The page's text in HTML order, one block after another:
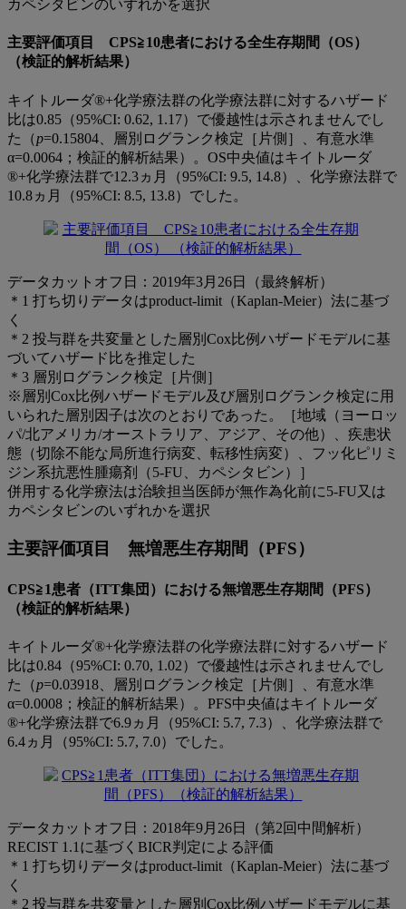
カペシタビンのいずれかを選択
主要評価項目 CPS≧10患者における全生存期間（OS）
（検証的解析結果）
キイトルーダ®+化学療法群の化学療法群に対するハザード
比は0.85（95%CI: 0.62, 1.17）で優越性は示されませんでし
た（p=0.15804、層別ログランク検定［片側］、有意水準
α=0.0064；検証的解析結果）。OS中央値はキイトルーダ
®+化学療法群で12.3ヵ月（95%CI: 9.5, 14.8）、化学療法群で
10.8ヵ月（95%CI: 8.5, 13.8）でした。
データカットオフ日：2019年3月26日（最終解析）
＊1 打ち切りデータはproduct-limit（Kaplan-Meier）法に基づ
く
＊2 投与群を共変量とした層別Cox比例ハザードモデルに基
づいてハザード比を推定した
＊3 層別ログランク検定［片側］
※層別Cox比例ハザードモデル及び層別ログランク検定に用
いられた層別因子は次のとおりであった。［地域（ヨーロッ
パ/北アメリカ/オーストラリア、アジア、その他）、疾患状
態（切除不能な局所進行病変、転移性病変）、フッ化ピリミ
ジン系抗悪性腫瘍剤（5-FU、カペシタビン）］
併用する化学療法は治験担当医師が無作為化前に5-FU又は
カペシタビンのいずれかを選択
主要評価項目 無増悪生存期間（PFS）
CPS≧1患者（ITT集団）における無増悪生存期間（PFS）
（検証的解析結果）
キイトルーダ®+化学療法群の化学療法群に対するハザード
比は0.84（95%CI: 0.70, 1.02）で優越性は示されませんでし
た（p=0.03918、層別ログランク検定［片側］、有意水準
α=0.0008；検証的解析結果）。PFS中央値はキイトルーダ
®+化学療法群で6.9ヵ月（95%CI: 5.7, 7.3）、化学療法群で
6.4ヵ月（95%CI: 5.7, 7.0）でした。
データカットオフ日：2018年9月26日（第2回中間解析）
RECIST 1.1に基づくBICR判定による評価
＊1 打ち切りデータはproduct-limit（Kaplan-Meier）法に基づ
く
＊2 投与群を共変量とした層別Cox比例ハザードモデルに基